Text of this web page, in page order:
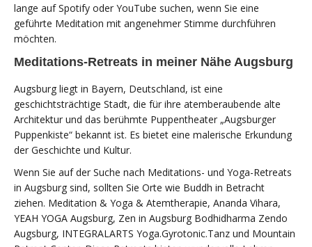
lange auf Spotify oder YouTube suchen, wenn Sie eine
geführte Meditation mit angenehmer Stimme durchführen
möchten.
Meditations-Retreats in meiner Nähe Augsburg
Augsburg liegt in Bayern, Deutschland, ist eine
geschichtsträchtige Stadt, die für ihre atemberaubende alte
Architektur und das berühmte Puppentheater „Augsburger
Puppenkiste“ bekannt ist. Es bietet eine malerische Erkundung
der Geschichte und Kultur.
Wenn Sie auf der Suche nach Meditations- und Yoga-Retreats
in Augsburg sind, sollten Sie Orte wie Buddh in Betracht
ziehen. Meditation & Yoga & Atemtherapie, Ananda Vihara,
YEAH YOGA Augsburg, Zen in Augsburg Bodhidharma Zendo
Augsburg, INTEGRALARTS Yoga.Gyrotonic.Tanz und Mountain